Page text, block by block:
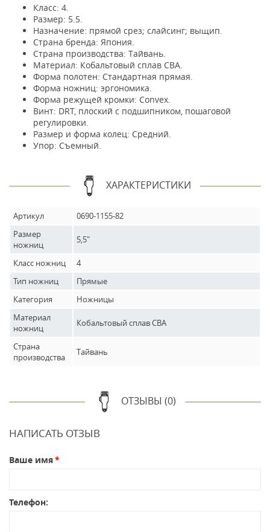
Класс: 4.
Размер: 5.5.
Назначение: прямой срез; слайсинг; выщип.
Страна бренда: Япония.
Страна производства: Тайвань.
Материал: Кобальтовый сплав CBA.
Форма полотен: Стандартная прямая.
Форма ножниц: эргономика.
Форма режущей кромки: Convex.
Винт: DRT, плоский с подшипником, пошаговой
регулировки.
Размер и форма колец: Средний.
Упор: Съемный.
ХАРАКТЕРИСТИКИ
Артикул
0690-1155-82
Размер
ножниц
5,5"
Класс ножниц
4
Тип ножниц
Прямые
Категория
Ножницы
Материал
ножниц
Кобальтовый сплав CBA
Страна
производства
Тайвань
ОТЗЫВЫ (0)
НАПИСАТЬ ОТЗЫВ
Ваше имя
Телефон: